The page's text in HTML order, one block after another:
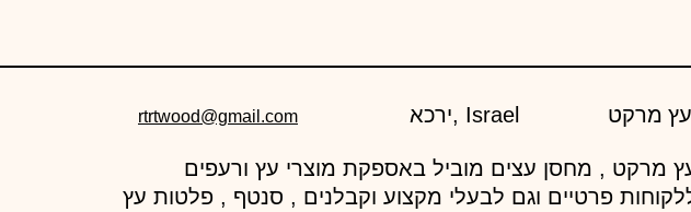
rtrtwood@gmail.com ירכא, Israel
פרטיים וגם לבעלי מקצוע וקבלנים , סנטף , פלטות עץ